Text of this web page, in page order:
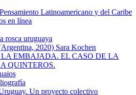
Latinoamericano y del Caribe
en línea
rosca uruguaya
2020) Sara Kochen
LA EMBAJADA. EL CASO DE LA
QUINTEROS.
Un proyecto colectivo